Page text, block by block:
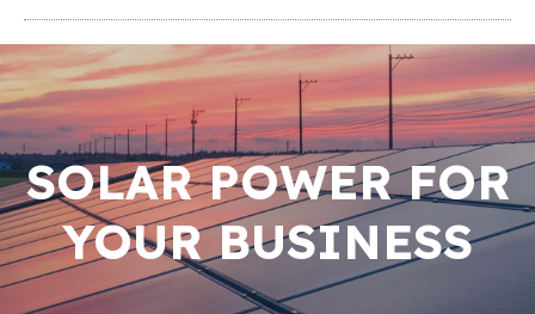
SOLAR POWER FOR
YOUR BUSINESS